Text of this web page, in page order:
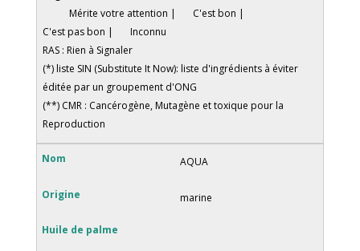
Mérite votre attention |
C'est bon |
C'est pas bon |
Inconnu
RAS : Rien à Signaler
(*) liste SIN (Substitute It Now): liste d'ingrédients à éviter
éditée par un groupement d'ONG
(**) CMR : Cancérogène, Mutagène et toxique pour la
Reproduction
AQUA
marine